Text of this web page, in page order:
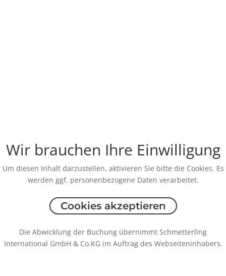
Wir brauchen Ihre Einwilligung
Um diesen Inhalt darzustellen, aktivieren Sie bitte die Cookies. Es
werden ggf. personenbezogene Daten verarbeitet.
Cookies akzeptieren
Die Abwicklung der Buchung übernimmt Schmetterling
International GmbH & Co.KG im Auftrag des Webseiteninhabers.